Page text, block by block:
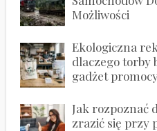
Możliwości
Ekologiczna
dlaczego torby
gadżet
Jak rozpoznać
zrazić się przy